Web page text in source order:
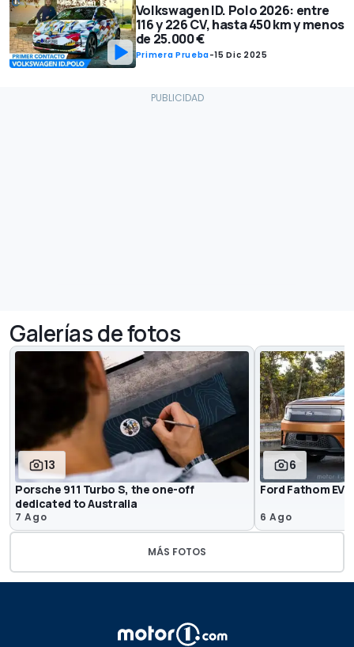
Volkswagen ID. Polo 2026: entre
116 y 226 CV, hasta 450 km y menos
de 25.000 €
Primera Prueba-15 Dic 2025
Galerías de fotos
13
Porsche 911 Turbo S, the one-off
dedicated to Australia
7 Ago
6
Ford Fathom
6 Ago
MÁS FOTOS